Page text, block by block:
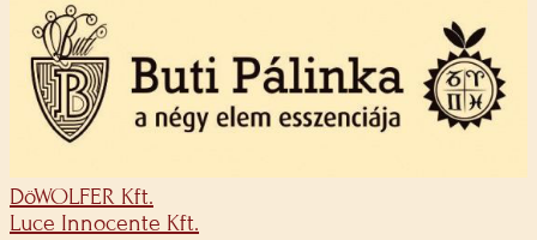
DöWOLFER Kft.
Luce Innocente Kft.